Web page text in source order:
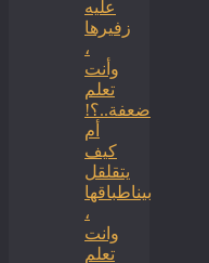
عليه
زفيرها
،
وأنت
تعلم
ضعفة..؟!
أم
كيف
يتقلقل
بيناطباقها
،
وانت
تعلم